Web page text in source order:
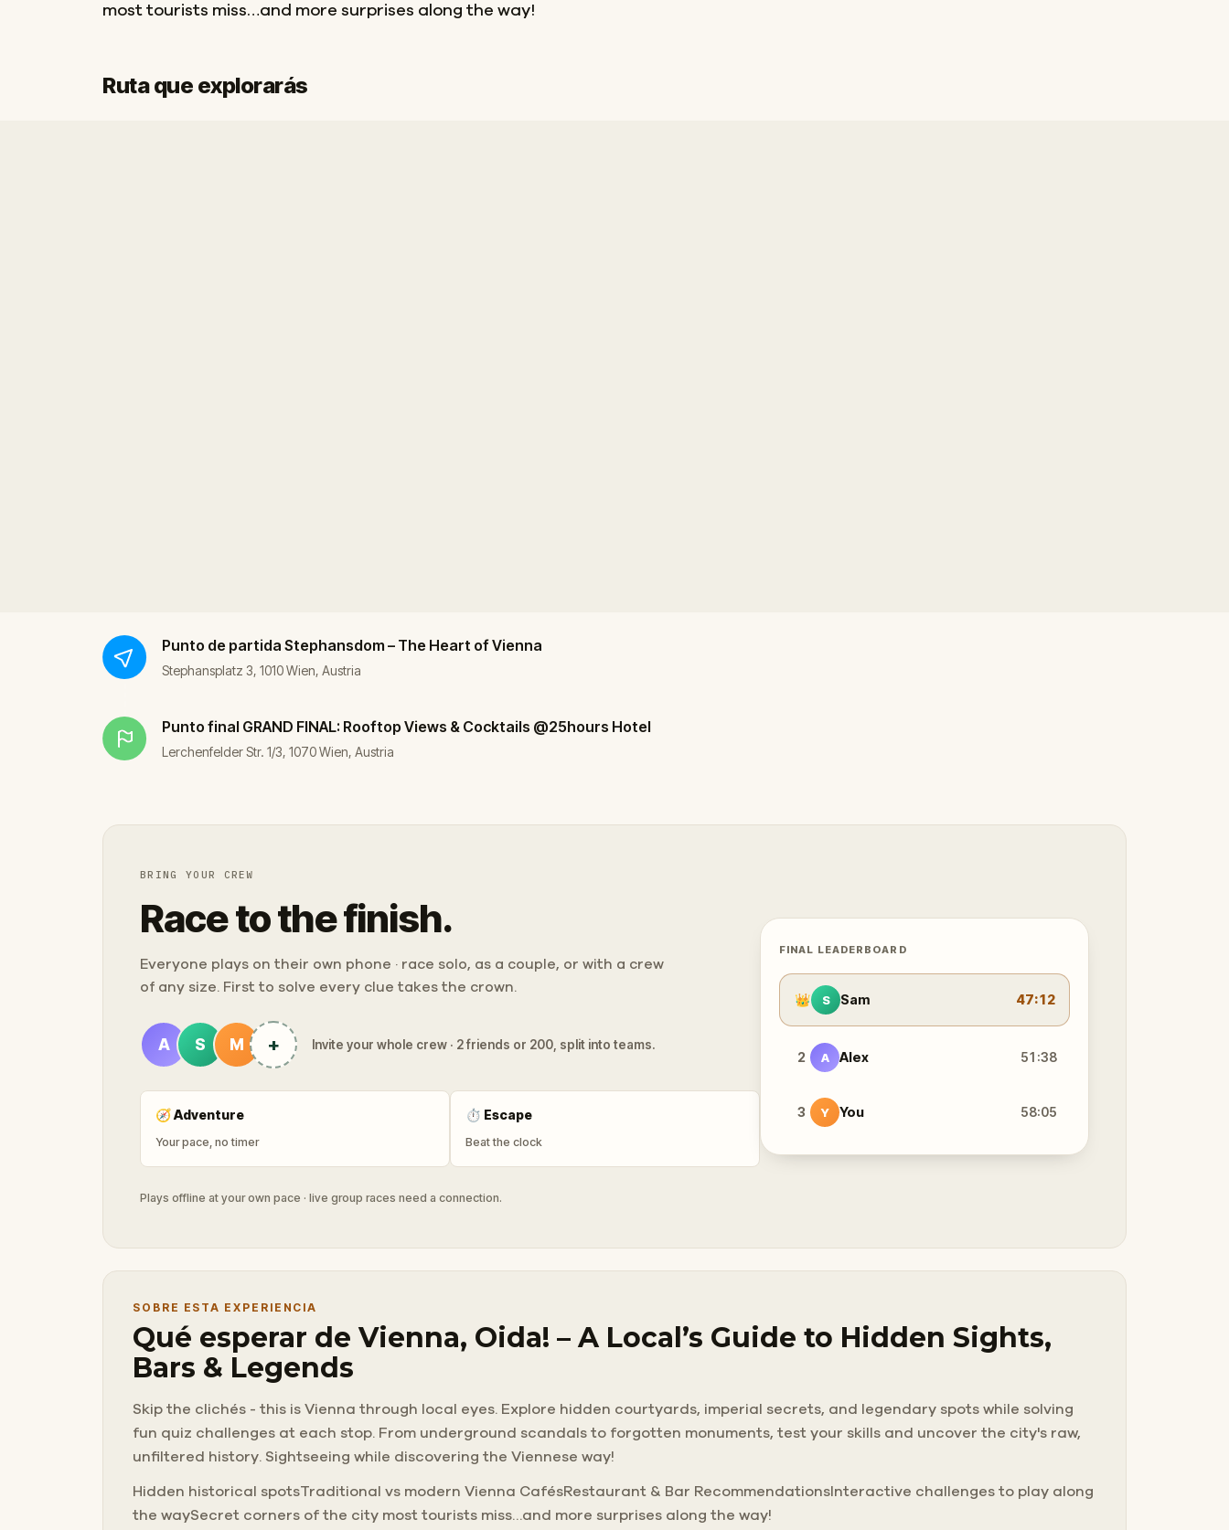
most tourists miss…and more surprises along the way!
Ruta que explorarás
Punto de partida Stephansdom – The Heart of Vienna
Stephansplatz 3, 1010 Wien, Austria
Punto final GRAND FINAL: Rooftop Views & Cocktails @25hours Hotel
Lerchenfelder Str. 1/3, 1070 Wien, Austria
BRING YOUR CREW
Race to the finish.
Everyone plays on their own phone · race solo, as a couple, or with a crew
of any size. First to solve every clue takes the crown.
A S M + Invite your whole crew · 2 friends or 200, split into teams.
🧭Adventure
Your pace, no timer
⏱ Escape
Beat the clock
Plays offline at your own pace · live group races need a connection.
FINAL LEADERBOARD
👑 S Sam 47:12
2 A Alex 51:38
3 Y You 58:05
SOBRE ESTA EXPERIENCIA
Qué esperar de Vienna, Oida! – A Local’s Guide to Hidden Sights,
Bars & Legends
Skip the clichés - this is Vienna through local eyes. Explore hidden courtyards, imperial secrets, and legendary spots while solving
fun quiz challenges at each stop. From underground scandals to forgotten monuments, test your skills and uncover the city's raw,
unfiltered history. Sightseeing while discovering the Viennese way!
Hidden historical spotsTraditional vs modern Vienna CafésRestaurant & Bar RecommendationsInteractive challenges to play along
the waySecret corners of the city most tourists miss…and more surprises along the way!